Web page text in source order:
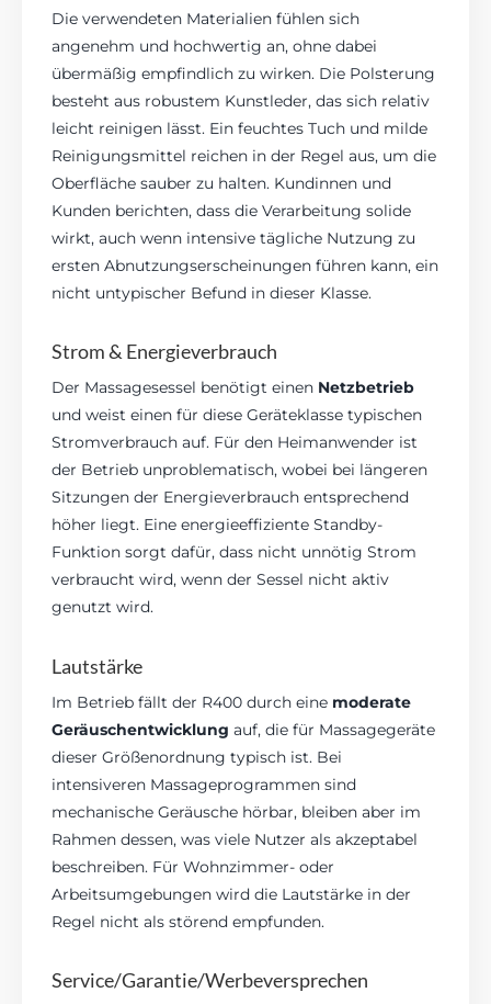
Die verwendeten Materialien fühlen sich
angenehm und hochwertig an, ohne dabei
übermäßig empfindlich zu wirken. Die Polsterung
besteht aus robustem Kunstleder, das sich relativ
leicht reinigen lässt. Ein feuchtes Tuch und milde
Reinigungsmittel reichen in der Regel aus, um die
Oberfläche sauber zu halten. Kundinnen und
Kunden berichten, dass die Verarbeitung solide
wirkt, auch wenn intensive tägliche Nutzung zu
ersten Abnutzungserscheinungen führen kann, ein
nicht untypischer Befund in dieser Klasse.
Strom & Energieverbrauch
Der Massagesessel benötigt einen Netzbetrieb
und weist einen für diese Geräteklasse typischen
Stromverbrauch auf. Für den Heimanwender ist
der Betrieb unproblematisch, wobei bei längeren
Sitzungen der Energieverbrauch entsprechend
höher liegt. Eine energieeffiziente Standby-
Funktion sorgt dafür, dass nicht unnötig Strom
verbraucht wird, wenn der Sessel nicht aktiv
genutzt wird.
Lautstärke
Im Betrieb fällt der R400 durch eine moderate
Geräuschentwicklung auf, die für Massagegeräte
dieser Größenordnung typisch ist. Bei
intensiveren Massageprogrammen sind
mechanische Geräusche hörbar, bleiben aber im
Rahmen dessen, was viele Nutzer als akzeptabel
beschreiben. Für Wohnzimmer- oder
Arbeitsumgebungen wird die Lautstärke in der
Regel nicht als störend empfunden.
Service/Garantie/Werbeversprechen